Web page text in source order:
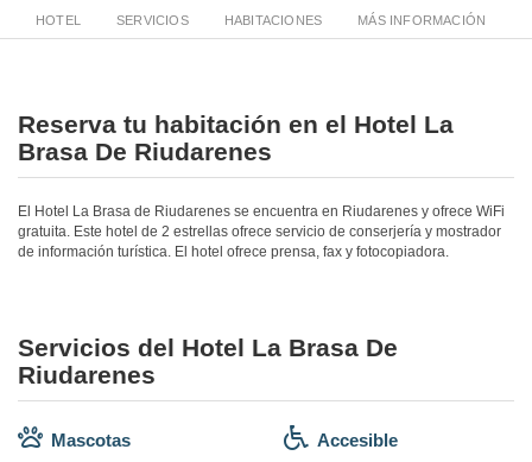
HOTEL SERVICIOS HABITACIONES MÁS INFORMACIÓN
Reserva tu habitación en el Hotel La
Brasa De Riudarenes
El Hotel La Brasa de Riudarenes se encuentra en Riudarenes y ofrece WiFi
gratuita. Este hotel de 2 estrellas ofrece servicio de conserjería y mostrador
de información turística. El hotel ofrece prensa, fax y fotocopiadora.
Servicios del Hotel La Brasa De
Riudarenes
Mascotas Accesible